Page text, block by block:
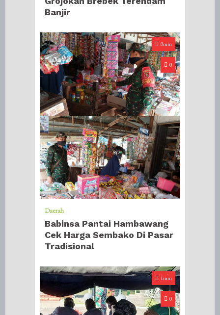
Banjir
0min
0
Daerah
Babinsa Pantai Hambawang
Cek Harga Sembako Di Pasar
Tradisional
1min
0